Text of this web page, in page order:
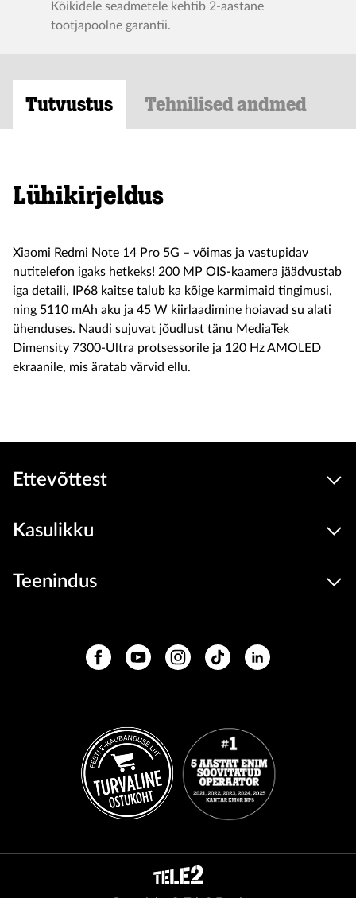
Kõikidele seadmetele kehtib 2-aastane
tootjapoolne garantii.
Tutvustus Tehnilised andmed
Lühikirjeldus
Xiaomi Redmi Note 14 Pro 5G – võimas ja vastupidav
nutitelefon igaks hetkeks! 200 MP OIS-kaamera jäädvustab
iga detaili, IP68 kaitse talub ka kõige karmimaid tingimusi,
ning 5110 mAh aku ja 45 W kiirlaadimine hoiavad su alati
ühenduses. Naudi sujuvat jõudlust tänu MediaTek
Dimensity 7300-Ultra protsessorile ja 120 Hz AMOLED
ekraanile, mis äratab värvid ellu.
Ettevõttest
Kasulikku
Teenindus